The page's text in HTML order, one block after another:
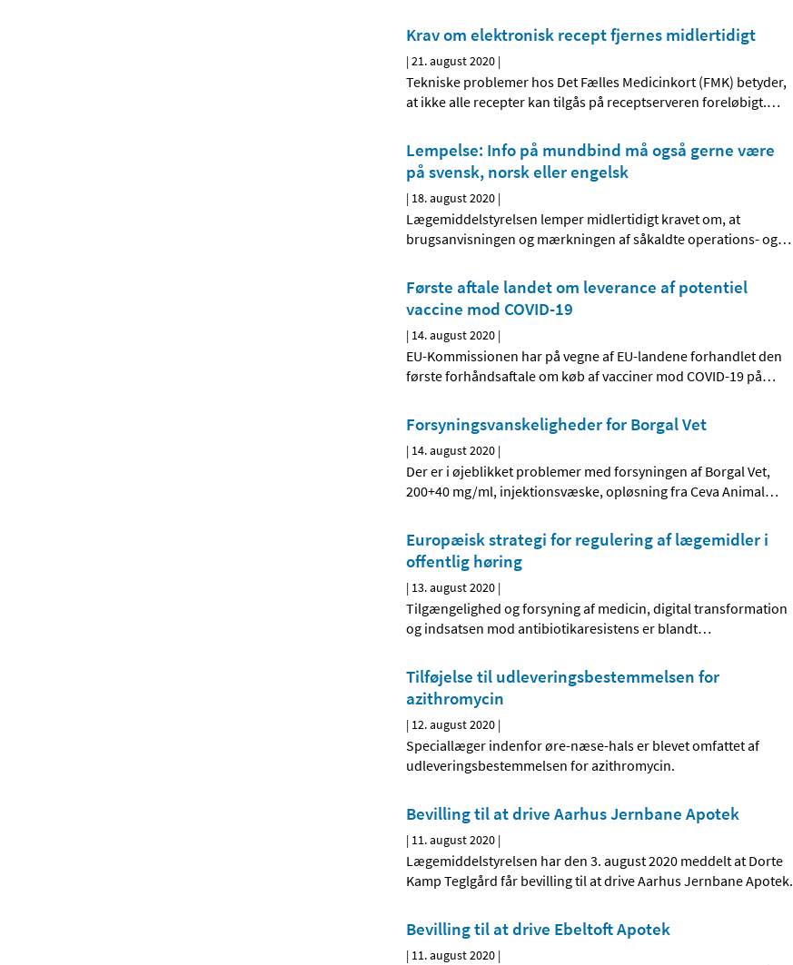
Krav om elektronisk recept fjernes midlertidigt
|21. august 2020 |
Tekniske problemer hos Det Fælles Medicinkort (FMK) betyder,
at ikke alle recepter kan tilgås på receptserveren foreløbigt.…
Lempelse: Info på mundbind må også gerne være
på svensk, norsk eller engelsk
| 18. august 2020 |
Lægemiddelstyrelsen lemper midlertidigt kravet om, at
brugsanvisningen og mærkningen af såkaldte operations- og…
Første aftale landet om leverance af potentiel
vaccine mod COVID-19
| 14. august 2020 |
EU-Kommissionen har på vegne af EU-landene forhandlet den
første forhåndsaftale om køb af vacciner mod COVID-19 på…
Forsyningsvanskeligheder for Borgal Vet
| 14. august 2020 |
Der er i øjeblikket problemer med forsyningen af Borgal Vet,
200+40 mg/ml, injektionsvæske, opløsning fra Ceva Animal…
Europæisk strategi for regulering af lægemidler i
offentlig høring
| 13. august 2020 |
Tilgængelighed og forsyning af medicin, digital transformation
og indsatsen mod antibiotikaresistens er blandt…
Tilføjelse til udleveringsbestemmelsen for
azithromycin
| 12. august 2020 |
Speciallæger indenfor øre-næse-hals er blevet omfattet af
udleveringsbestemmelsen for azithromycin.
Bevilling til at drive Aarhus Jernbane Apotek
| 11. august 2020 |
Lægemiddelstyrelsen har den 3. august 2020 meddelt at Dorte
Kamp Teglgård får bevilling til at drive Aarhus Jernbane Apotek.
Bevilling til at drive Ebeltoft Apotek
| 11. august 2020 |